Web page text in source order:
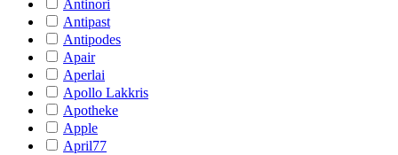
Antinori
Antipast
Antipodes
Apair
Aperlai
Apollo Lakkris
Apotheke
Apple
April77